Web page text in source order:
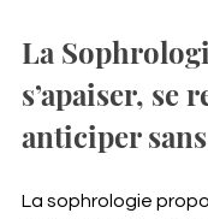
La
s’apaiser, se
anticiper
La sophrologie